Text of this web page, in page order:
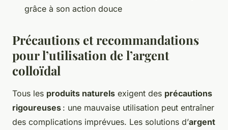
grâce à son action douce
Précautions et recommandations
pour l’utilisation de l’argent
colloïdal
Tous les produits naturels exigent des précautions
rigoureuses : une mauvaise utilisation peut entraîner
des complications imprévues. Les solutions d’argent